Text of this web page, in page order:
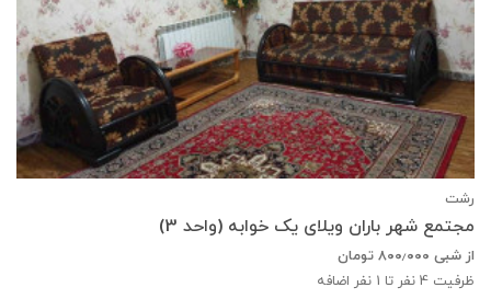
رشت
مجتمع شهر باران ویلای یک خوابه (واحد 3)
از شبی ۸۰۰٫۰۰۰ تومان
ظرفیت 4 نفر تا 1 نفر اضافه